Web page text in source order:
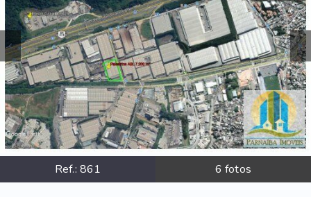
Ref.: 861 6 fotos